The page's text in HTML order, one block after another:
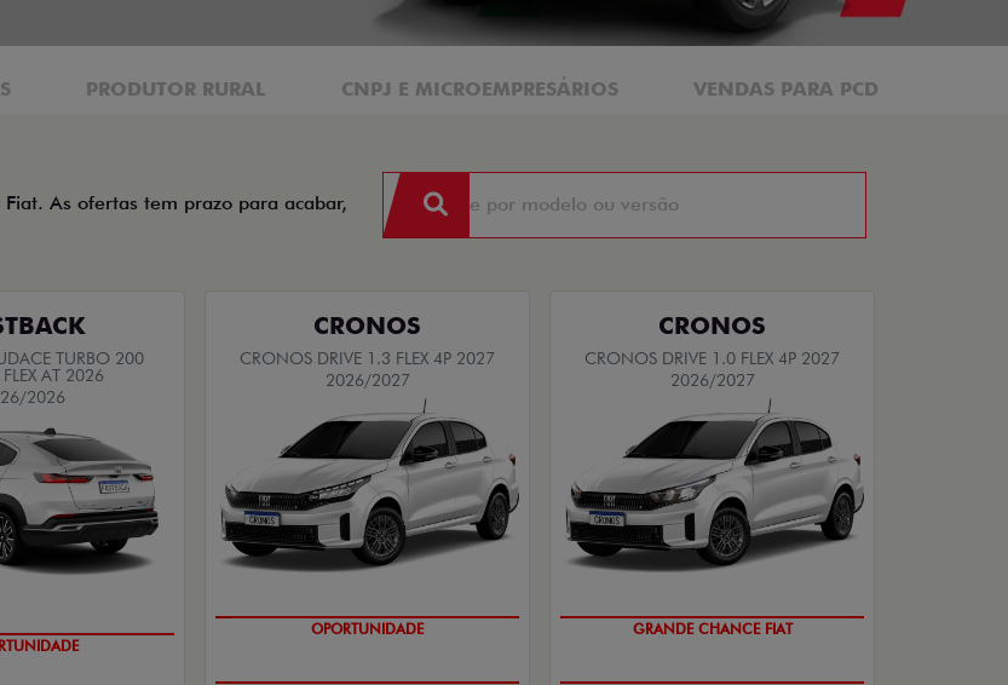
PRODUTOR RURAL CNPJ E MICROEMPRESÁRIOS VENDAS PARA PCD
As ofertas tem prazo para acabar,
TURBO 200
AT 2026
2026
CHANCE FIAT
CRONOS
CRONOS DRIVE 1.3 FLEX 4P 2027
2026/2027
GRANDE CHANCE FIAT
CRONOS
CRONOS DRIVE 1.0 FLEX 4P 2027
2026/2027
OPORTUNIDADE